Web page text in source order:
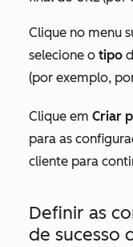
Clique no menu
selecione o tipo
(por exemplo,
Clique em Criar
para as
cliente para
Definir as
de sucesso